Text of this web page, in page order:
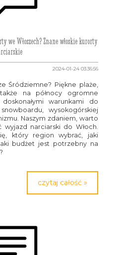
we Włoszech? Znane włoskie kurorty
2024-01-24 03:36:56
Śródziemne? Piękne plaże,
na północy ogromne
warunkami do
wysokogórskiej
Naszym zdaniem, warto
wyjazd narciarski do Włoch.
który region wybrać, jaki
budżet jest potrzebny na
czytaj całość »